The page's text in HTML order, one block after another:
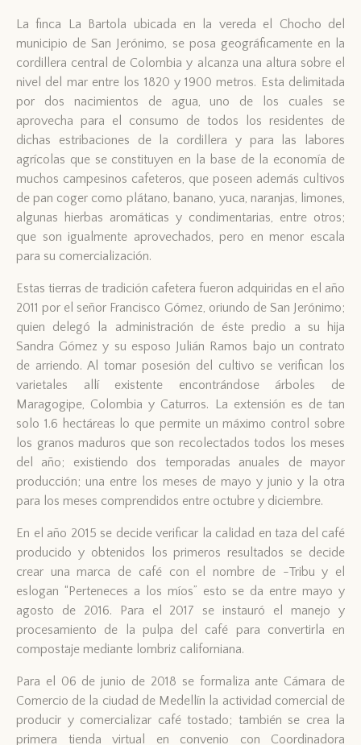
La finca La Bartola ubicada en la vereda el Chocho del
municipio de San Jerónimo, se posa geográficamente en la
cordillera central de Colombia y alcanza una altura sobre el
nivel del mar entre los 1820 y 1900 metros. Esta delimitada
por dos nacimientos de agua, uno de los cuales se
aprovecha para el consumo de todos los residentes de
dichas estribaciones de la cordillera y para las labores
agrícolas que se constituyen en la base de la economía de
muchos campesinos cafeteros, que poseen además cultivos
de pan coger como plátano, banano, yuca, naranjas, limones,
algunas hierbas aromáticas y condimentarias, entre otros;
que son igualmente aprovechados, pero en menor escala
para su comercialización.
Estas tierras de tradición cafetera fueron adquiridas en el año
2011 por el señor Francisco Gómez, oriundo de San Jerónimo;
quien delegó la administración de éste predio a su hija
Sandra Gómez y su esposo Julián Ramos bajo un contrato
de arriendo. Al tomar posesión del cultivo se verifican los
varietales allí existente encontrándose árboles de
Maragogipe, Colombia y Caturros. La extensión es de tan
solo 1.6 hectáreas lo que permite un máximo control sobre
los granos maduros que son recolectados todos los meses
del año; existiendo dos temporadas anuales de mayor
producción; una entre los meses de mayo y junio y la otra
para los meses comprendidos entre octubre y diciembre.
En el año 2015 se decide verificar la calidad en taza del café
producido y obtenidos los primeros resultados se decide
crear una marca de café con el nombre de -Tribu y el
eslogan “Perteneces a los míos” esto se da entre mayo y
agosto de 2016. Para el 2017 se instauró el manejo y
procesamiento de la pulpa del café para convertirla en
compostaje mediante lombriz californiana.
Para el 06 de junio de 2018 se formaliza ante Cámara de
Comercio de la ciudad de Medellín la actividad comercial de
producir y comercializar café tostado; también se crea la
primera tienda virtual en convenio con Coordinadora